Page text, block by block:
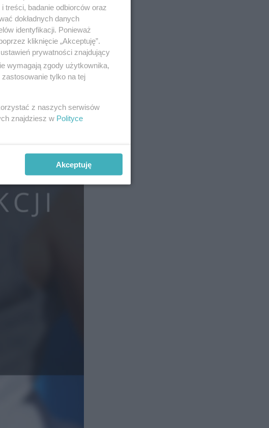
stają się
treści, badanie odbiorców oraz
dokładnych danych
identyfikacji. Ponieważ
kliknięcie „Akceptuję”.
prywatności znajdujący
wymagają zgody użytkownika,
tylko na tej
z naszych serwisów
znajdziesz w Polityce
Akceptuję